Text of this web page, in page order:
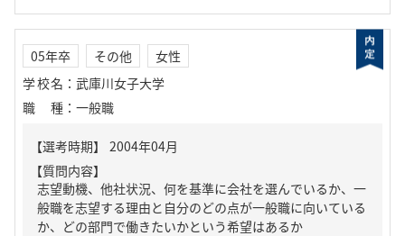
05年卒 その他
女性
学校名 ： 武庫川女子大学
職種 ： 一般職
【質問内容】
志望動機、他社状況、何を基準に会社を選んでいるか、一
般職を志望する理由と自分のどの点が一般職に向いている
か、どの部門で働きたいかという希望はあるか